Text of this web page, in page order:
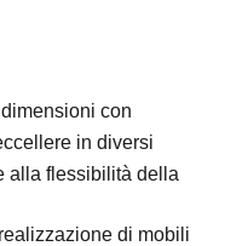
con
in diversi
alla flessibilità della
di mobili